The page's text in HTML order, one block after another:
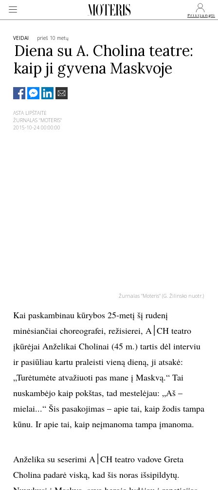
Prisijungti
VEIDAI
MONARCHIJA
MADA
POLITIKA
KULTŪRA
KINAS
MUZIKA
SPORTAS
VEIDAI prieš 10 metų
Diena su A. Cholina teatre:
kaip ji gyvena Maskvoje
ASTA LIPŠTAITĖ
ŽURNALAS "MOTERIS"
2015-10-24 00:00:00
Žurnalas "Moteris" (G. Žilinsko nuotr.)
Kai paskambinau kūrybos 25-metį šį rudenį
minėsiančiai choreografei, režisierei, A׀CH teatro
įkūrėjai Anželikai Cholinai (45 m.) tartis dėl interviu
ir pasiūliau kartu praleisti vieną dieną, ji atsakė:
„Turėtumėte atvažiuoti pas mane į Maskvą.“ Tai
nuskambėjo kaip pokštas, tad mestelėjau: „Aš –
mielai...“ Šis pasakojimas – apie tai, kaip žodis tampa
kūnu. Ir apie tai, kaip neįmanoma tampa įmanoma.
Anželika su seserimi A׀CH teatro vadove Greta
Cholina padarė viską, kad šis noras išsipildytų.